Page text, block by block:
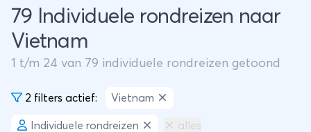
79 Individuele rondreizen naar
Vietnam
1 t/m 24 van 79 individuele rondreizen getoond
2 filters actief: Vietnam
Individuele rondreizen alles